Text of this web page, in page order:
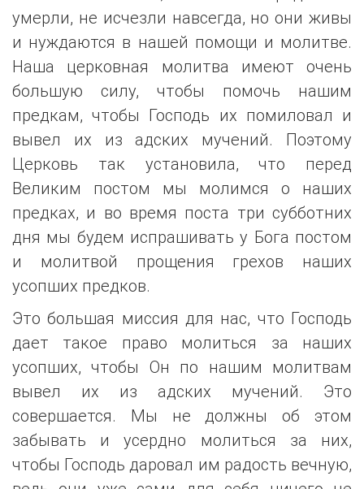
умерли, не исчезли навсегда, но они живы
и нуждаются в нашей помощи и молитве.
Наша церковная молитва имеют очень
большую силу, чтобы помочь нашим
предкам, чтобы Господь их помиловал и
вывел их из адских мучений. Поэтому
Церковь так установила, что перед
Великим постом мы молимся о наших
предках, и во время поста три субботних
дня мы будем испрашивать у Бога постом
и молитвой прощения грехов наших
усопших предков.
Это большая миссия для нас, что Господь
дает такое право молиться за наших
усопших, чтобы Он по нашим молитвам
вывел их из адских мучений. Это
совершается. Мы не должны об этом
забывать и усердно молиться за них,
чтобы Господь даровал им радость вечную,